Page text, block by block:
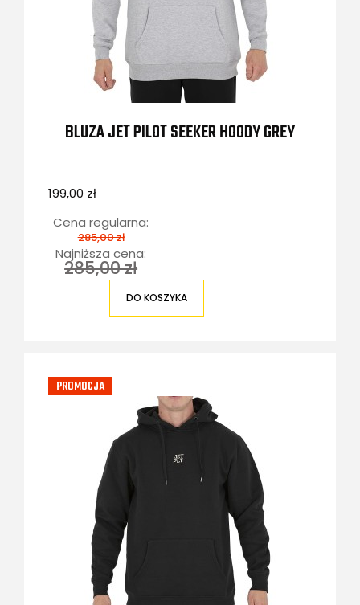
BLUZA JET PILOT SEEKER HOODY GREY
199,00 zł
Cena regularna:
285,00 zł
Najniższa cena:
285,00 zł
DO KOSZYKA
PROMOCJA